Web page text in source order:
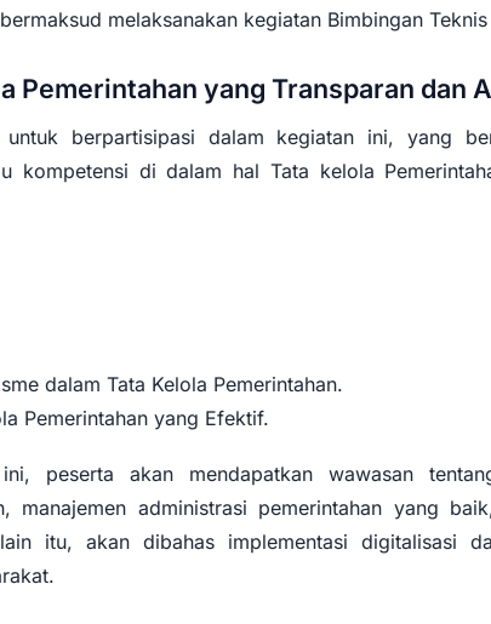
melaksanakan kegiatan Bimbingan
Pemerintahan yang Transparan dan
untuk berpartisipasi dalam kegiatan ini, yang
kompetensi di dalam hal Tata kelola
dalam Tata Kelola Pemerintahan.
Pemerintahan yang Efektif.
ini, peserta akan mendapatkan wawasan
manajemen administrasi pemerintahan yang
itu, akan dibahas implementasi digitalisasi